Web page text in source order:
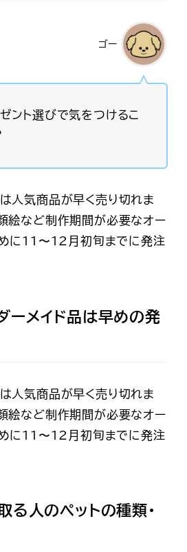
ゴー
ント選びで気をつけるこ
人気商品が早く売り切れま
絵など制作期間が必要なオー
めに11〜12月初旬までに発注
メイド品は早めの発
人気商品が早く売り切れま
絵など制作期間が必要なオー
めに11〜12月初旬までに発注
人のペットの種類・